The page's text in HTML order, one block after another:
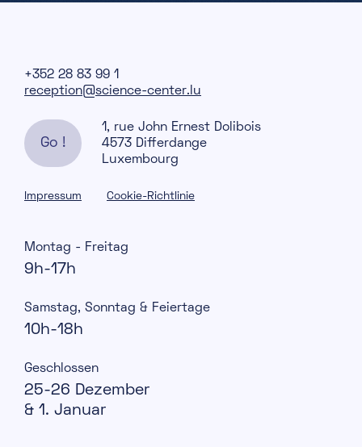
+352 28 83 99 1
reception@science-center.lu
Go !
1, rue John Ernest Dolibois
4573 Differdange
Luxembourg
Impressum Cookie-Richtlinie
Montag - Freitag
9h-17h
Samstag, Sonntag & Feiertage
10h-18h
Geschlossen
25-26 Dezember
& 1. Januar